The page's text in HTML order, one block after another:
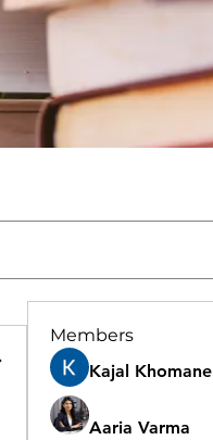
Members
Kajal Khomane
Aaria Varma